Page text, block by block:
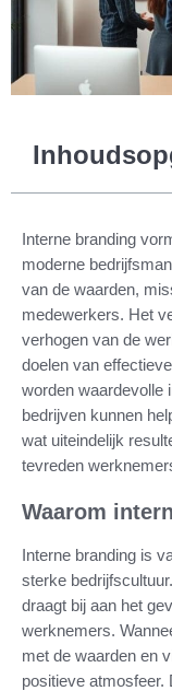
Interne branding
moderne
van de waarden,
medewerkers. Het
verhogen van de
doelen van
worden waardevolle
bedrijven kunnen
wat uiteindelijk
tevreden
Waarom
Interne branding is
sterke
draagt bij aan het
werknemers.
met de waarden en
positieve atmosfeer.